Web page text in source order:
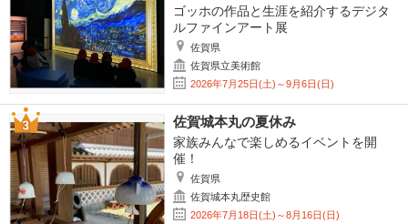
ゴッホの作品と生涯を紹介するデジタ
ルファインアート展
佐賀県
佐賀県立美術館
2026年7月25日(土)～9月6日(日)
佐賀城本丸の夏休み
家族みんなで楽しめるイベントを開
催！
佐賀県
佐賀城本丸歴史館
2026年7月18日(土)～8月16日(日)